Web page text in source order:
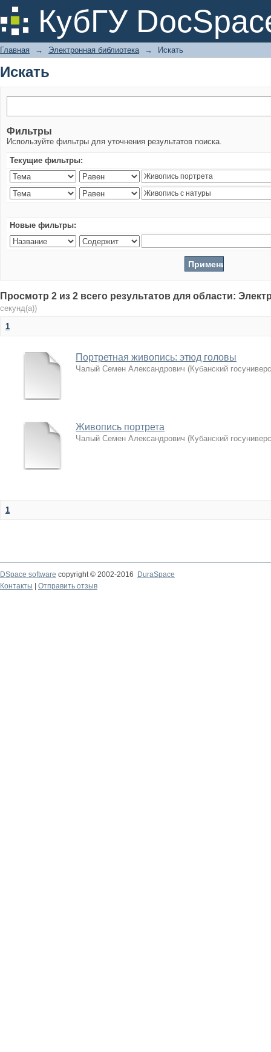
КубГУ
Искать
Главная → Электронная библиотека → Искать
Искать
Фильтры
Используйте фильтры для уточнения результатов поиска.
Текущие фильтры:
Новые фильтры:
Просмотр 2 из 2 всего результатов для области:
секунд(а))
1
Портретная живопись: этюд головы
Чалый Семен Александрович (Кубанский
Живопись портрета
Чалый Семен Александрович (Кубанский
1
DSpace software copyright © 2002-2016
DuraSpace
Контакты
Отправить отзыв